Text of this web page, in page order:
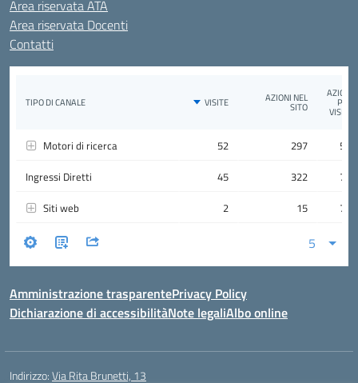
Area riservata ATA
Area riservata Docenti
Contatti
Amministrazione trasparentePrivacy Policy
Dichiarazione di accessibilitàNote legaliAlbo online
Indirizzo:Via Rita Brunetti, 13